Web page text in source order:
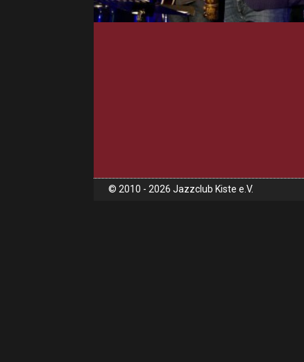
© 2010 - 2026 Jazzclub Kiste e.V.